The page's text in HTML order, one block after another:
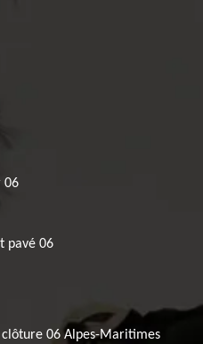
06
pavé 06
06 Alpes-Maritimes